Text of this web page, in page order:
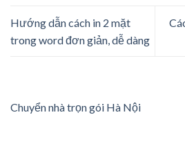
Hướng dẫn cách in 2 mặt
trong word đơn giản, dễ dàng
Chuyển nhà trọn gói Hà Nội